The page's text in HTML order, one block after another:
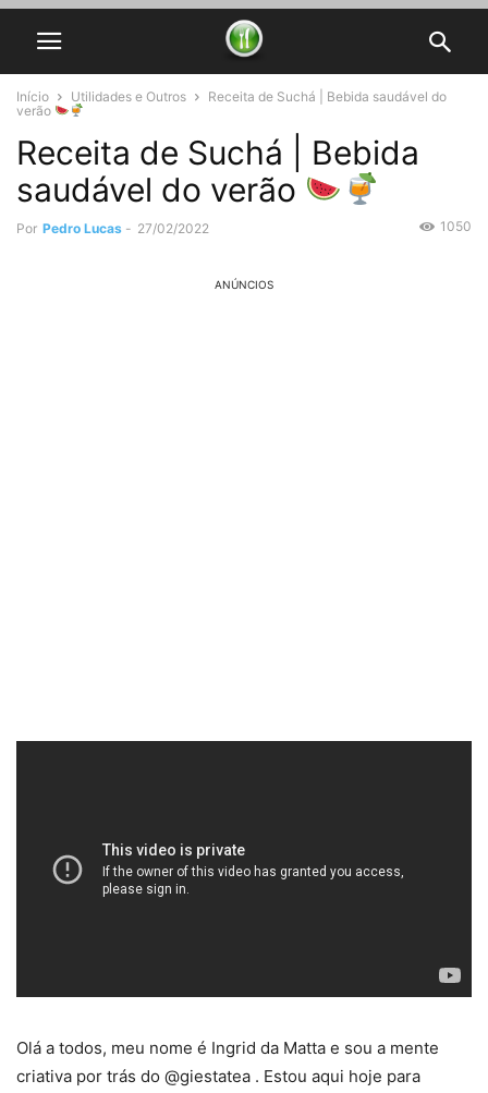
Início Utilidades e Outros
Receita de Suchá | Bebida saudável do
verão
Receita de Suchá | Bebida
saudável do verão
Por Pedro Lucas - 27/02/2022 1050
ANÚNCIOS
Olá a todos, meu nome é Ingrid da Matta e sou a mente
criativa por trás do @giestatea . Estou aqui hoje para